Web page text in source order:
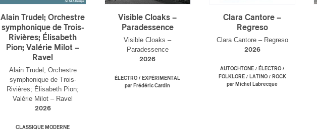
Alain Trudel; Orchestre
symphonique de Trois-
Rivières; Élisabeth
Pion; Valérie Milot –
Ravel
Alain Trudel; Orchestre
symphonique de Trois-
Rivières; Élisabeth Pion;
Valérie Milot – Ravel
2026
CLASSIQUE MODERNE
Visible Cloaks –
Paradessence
Visible Cloaks –
Paradessence
2026
ÉLECTRO / EXPÉRIMENTAL
par Frédéric Cardin
Clara Cantore –
Regreso
Clara Cantore – Regreso
2026
AUTOCHTONE / ÉLECTRO /
FOLKLORE/ LATINO/ ROCK
par Michel Labrecque
Prénom
Type d'abonné
Mélomane
Professionnel industrie musicale